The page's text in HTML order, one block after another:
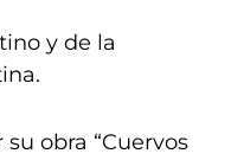
y de la
obra “Cuervos